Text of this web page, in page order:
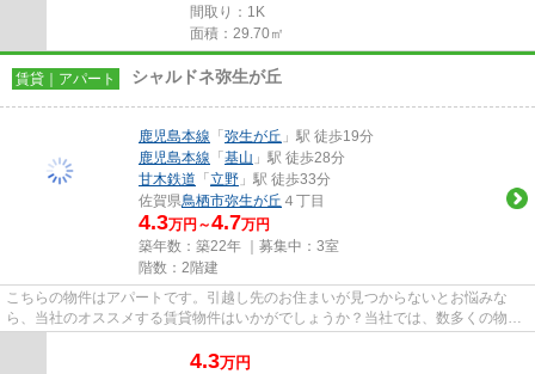
間取り：1K
面積：29.70㎡
賃貸｜アパート シャルドネ弥生が丘
鹿児島本線 「弥生が丘 」駅 徒歩19分
鹿児島本線 「基山 」駅 徒歩28分
甘木鉄道 「立野 」駅 徒歩33分
佐賀県鳥栖市弥生が丘 ４丁目
4.3万円～4.7万円
築年数：築22年 ｜募集中： 3室
階数：2階建
こちらの物件はアパートです。引越し先のお住まいが見つからないとお悩みな
ら、当社のオススメする賃貸物件はいかがでしょうか？当社では、数多くの物件
情報を取り扱っているので、ご...
4.3万円